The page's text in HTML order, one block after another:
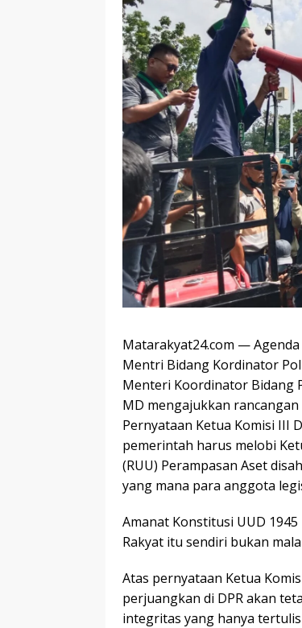
Matarakyat24.com —
Mentri Bidang Kordinator
Menteri Koordinator Bidang
MD mengajukkan
Pernyataan Ketua Komisi III
pemerintah harus melobi
(RUU) Perampasan Aset
yang mana para anggota
Amanat Konstitusi UUD
Rakyat itu sendiri bukan
Atas pernyataan Ketua
perjuangkan di DPR akan
integritas yang hanya